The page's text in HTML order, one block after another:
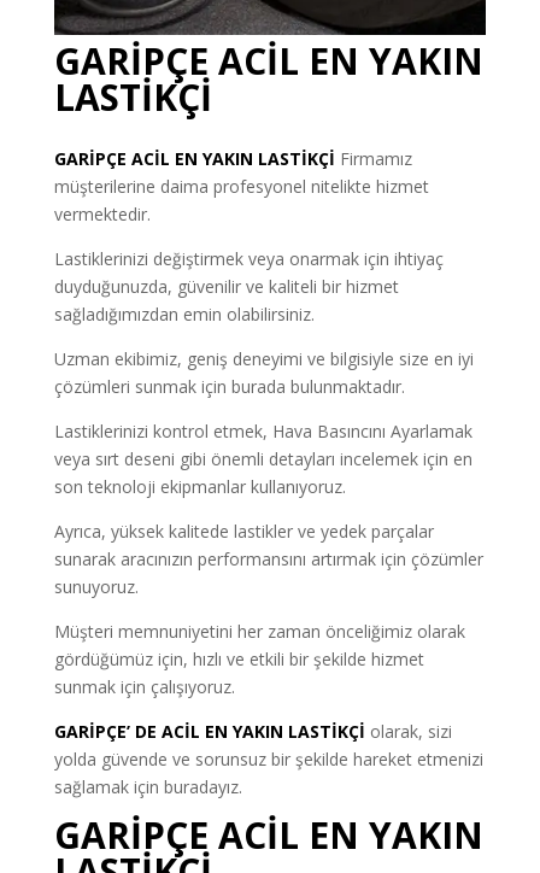
GARİPÇE ACİL EN YAKIN
LASTİKÇİ
GARİPÇE ACİL EN YAKIN LASTİKÇİ Firmamız
müşterilerine daima profesyonel nitelikte hizmet
vermektedir.
Lastiklerinizi değiştirmek veya onarmak için ihtiyaç
duyduğunuzda, güvenilir ve kaliteli bir hizmet
sağladığımızdan emin olabilirsiniz.
Uzman ekibimiz, geniş deneyimi ve bilgisiyle size en iyi
çözümleri sunmak için burada bulunmaktadır.
Lastiklerinizi kontrol etmek, Hava Basıncını Ayarlamak
veya sırt deseni gibi önemli detayları incelemek için en
son teknoloji ekipmanlar kullanıyoruz.
Ayrıca, yüksek kalitede lastikler ve yedek parçalar
sunarak aracınızın performansını artırmak için çözümler
sunuyoruz.
Müşteri memnuniyetini her zaman önceliğimiz olarak
gördüğümüz için, hızlı ve etkili bir şekilde hizmet
sunmak için çalışıyoruz.
GARİPÇE’ DE ACİL EN YAKIN LASTİKÇİ olarak, sizi
yolda güvende ve sorunsuz bir şekilde hareket etmenizi
sağlamak için buradayız.
GARİPÇE ACİL EN YAKIN